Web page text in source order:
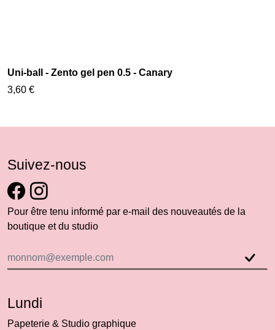
Uni-ball - Zento gel pen 0.5 - Canary
3,60 €
Suivez-nous
Pour être tenu informé par e-mail des nouveautés de la
boutique et du studio
Lundi
Papeterie & Studio graphique